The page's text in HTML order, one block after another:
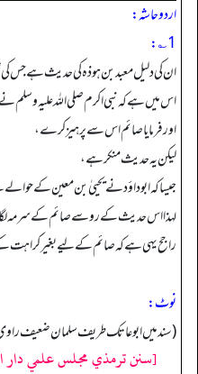
اردو حاشہ:
1؎:
ان کی دلیل معبد بن ہوذہ کی حدیث ہے جس کی
اس میں ہے کہ نبی اکرم صلی اللہ علیہ
اور فرمایا صائم اس سے پرہیز کرے،
لیکن یہ حدیث منکر ہے،
جیسا کہ ابوداؤد نے یحییٰ بن معین کے
لہذا اس حدیث کے رو سے صائم کے سرمہ
راجح یہی ہے کہ صائم کے لیے بغیر کراہت
نوٹ:
(سند میں ابو عاتک طریف سلمان ضعیف
[سنن ترمذي مجلس علمي دار